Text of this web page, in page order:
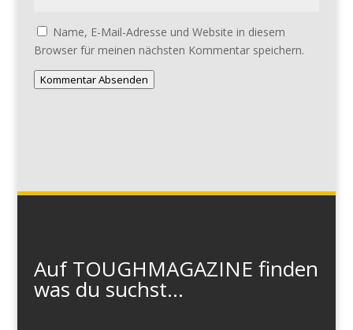
Name, E-Mail-Adresse und Website in diesem
Browser für meinen nächsten Kommentar speichern.
Kommentar Absenden
Auf TOUGHMAGAZINE finden
was du suchst...